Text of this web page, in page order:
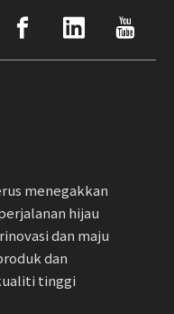
menegakkan
hijau
dan maju
dan
tinggi